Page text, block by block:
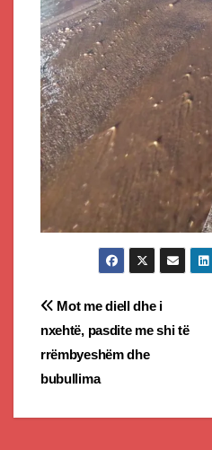
Post
navigation
Mot me diell dhe i
nxehtë, pasdite me shi të
rrëmbyeshëm dhe
bubullima